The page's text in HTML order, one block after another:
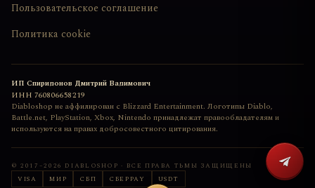
Пользовательское соглашение
Политика cookie
ИП Спиридонов Дмитрий Вадимович
ИНН 760806658219
Diabloshop не аффилирован с Blizzard Entertainment. Логотипы Diablo,
Battle.net, PlayStation, Xbox, Nintendo принадлежат правообладателям и
используются на правах добросовестного цитирования.
© 2017–2026 DIABLOSHOP · ВСЕ ПРАВА ТЬМЫ ЗАЩИЩЕНЫ
VISA
МИР СБП СБЕРPAY USDT